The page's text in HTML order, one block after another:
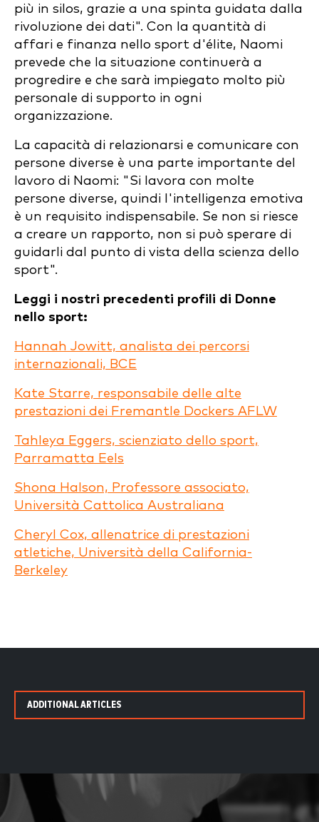
più in silos, grazie a una spinta guidata dalla
rivoluzione dei dati". Con la quantità di
affari e finanza nello sport d'élite, Naomi
prevede che la situazione continuerà a
progredire e che sarà impiegato molto più
personale di supporto in ogni
organizzazione.
La capacità di relazionarsi e comunicare con
persone diverse è una parte importante del
lavoro di Naomi: "Si lavora con molte
persone diverse, quindi l'intelligenza emotiva
è un requisito indispensabile. Se non si riesce
a creare un rapporto, non si può sperare di
guidarli dal punto di vista della scienza dello
sport".
Leggi i nostri precedenti profili di Donne
nello sport:
Hannah Jowitt, analista dei percorsi
internazionali, BCE
Kate Starre, responsabile delle alte
prestazioni dei Fremantle Dockers AFLW
Tahleya Eggers, scienziato dello sport,
Parramatta Eels
Shona Halson, Professore associato,
Università Cattolica Australiana
Cheryl Cox, allenatrice di prestazioni
atletiche, Università della California-
Berkeley
ADDITIONAL ARTICLES